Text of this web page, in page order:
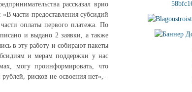
рассказал врио
части предоставления субсидий
оплаты первого платежа. По
и выдано 2 заявки, а также
в эту работу и собирают пакеты
и мерам поддержки у нас
могу проинформировать, что
рисков не освоения нет», -